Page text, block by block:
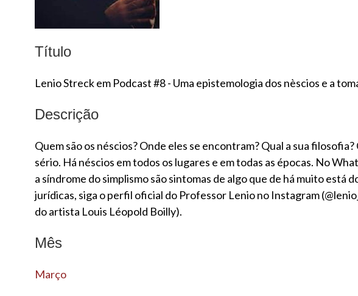
Título
Lenio Streck em Podcast #8 - Uma epistemologia dos nèscios e a
Descrição
Quem são os néscios? Onde eles se encontram? Qual a sua
sério. Há néscios em todos os lugares e em todas as épocas. No
a síndrome do simplismo são sintomas de algo que de há muito
jurídicas, siga o perfil oficial do Professor Lenio no Instagram
do artista Louis Léopold Boilly).
Mês
Março